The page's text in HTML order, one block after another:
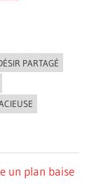
PARTAGÉ
un plan baise